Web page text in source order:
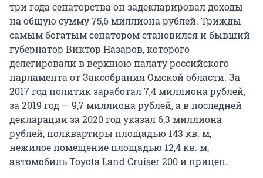
три года сенаторства он задекларировал доходы
на общую сумму 75,6 миллиона рублей. Трижды
самым богатым сенатором становился и бывший
губернатор Виктор Назаров, которого
делегировали в верхнюю палату российского
парламента от Заксобрания Омской области. За
2017 год политик заработал 7,4 миллиона рублей,
за 2019 год — 9,7 миллиона рублей, а в последней
декларации за 2020 год указал 6,3 миллиона
рублей, полквартиры площадью 143 кв. м,
нежилое помещение площадью 12,4 кв. м,
автомобиль Toyota Land Cruiser 200 и прицеп.